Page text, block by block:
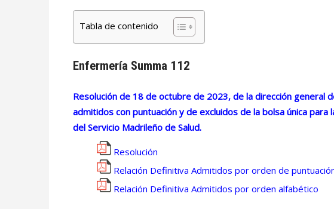
Tabla de contenido
Enfermería Summa 112
Resolución de 18 de octubre de 2023, de la dirección general
admitidos con puntuación y de excluidos de la bolsa única
del Servicio Madrileño de Salud.
Resolución
Relación Definitiva Admitidos por orden de
Relación Definitiva Admitidos por orden alfabético